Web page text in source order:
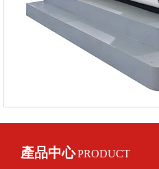
產品中心PRODUCT